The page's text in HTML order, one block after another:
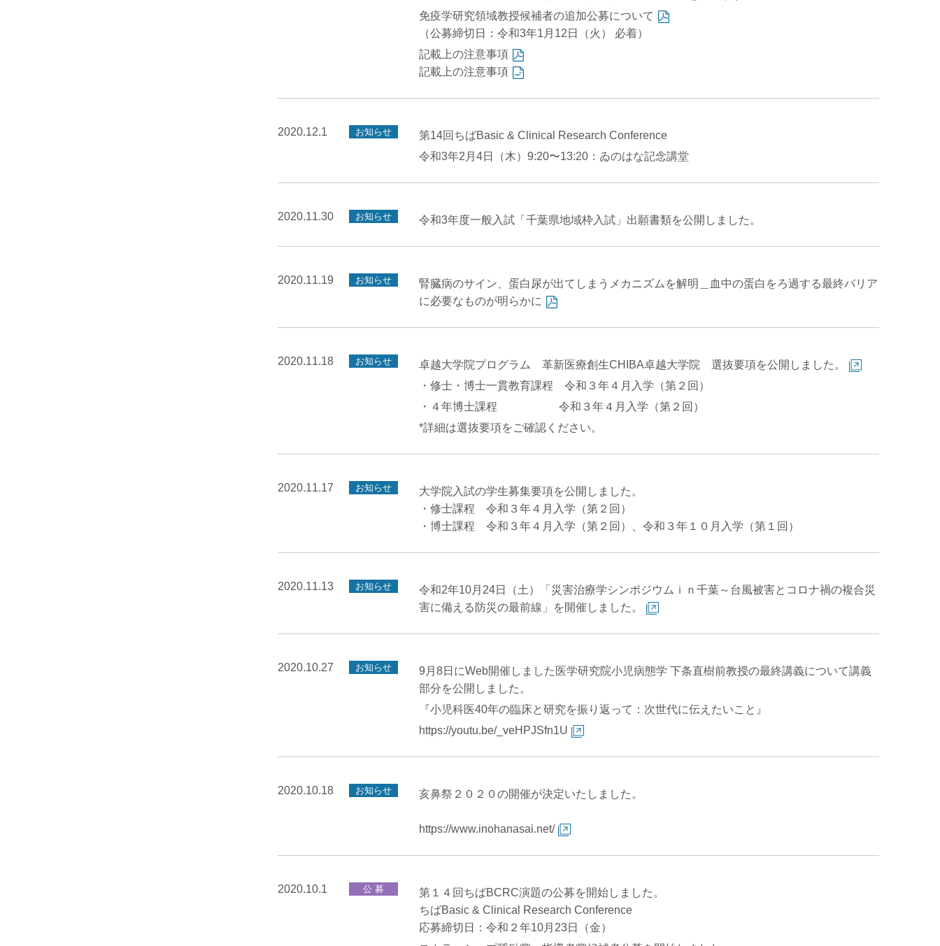
免疫学研究領域教授候補者の追加公募について
（公募締切日：令和3年1月12日（火） 必着）
記載上の注意事項
記載上の注意事項
2020.12.1 お知らせ
第14回ちばBasic & Clinical Research Conference
令和3年2月4日（木）9:20〜13:20：ゐのはな記念講堂
2020.11.30 お知らせ 令和3年度一般入試「千葉県地域枠入試」出願書類を公開しました。
2020.11.19 お知らせ
腎臓病のサイン、蛋白尿が出てしまうメカニズムを解明＿血中の蛋白をろ過する最終バリア
に必要なものが明らかに
2020.11.18 お知らせ
卓越大学院プログラム 革新医療創生CHIBA卓越大学院 選抜要項を公開しました。
・修士・博士一貫教育課程 令和３年４月入学（第２回）
・４年博士課程 令和３年４月入学（第２回）
*詳細は選抜要項をご確認ください。
2020.11.17 お知らせ
大学院入試の学生募集要項を公開しました。
・修士課程 令和３年４月入学（第２回）
・博士課程 令和３年４月入学（第２回）、令和３年１０月入学（第１回）
2020.11.13 お知らせ
令和2年10月24日（土）「災害治療学シンポジウムｉｎ千葉～台風被害とコロナ禍の複合災
害に備える防災の最前線」を開催しました。
2020.10.27 お知らせ
9月8日にWeb開催しました医学研究院小児病態学 下条直樹前教授の最終講義について講義
部分を公開しました。
『小児科医40年の臨床と研究を振り返って：次世代に伝えたいこと』
https://youtu.be/_veHPJSfn1U
2020.10.18 お知らせ 亥鼻祭２０２０の開催が決定いたしました。
https://www.inohanasai.net/
2020.10.1 公 募
第１４回ちばBCRC演題の公募を開始しました。
ちばBasic & Clinical Research Conference
応募締切日：令和２年10月23日（金）